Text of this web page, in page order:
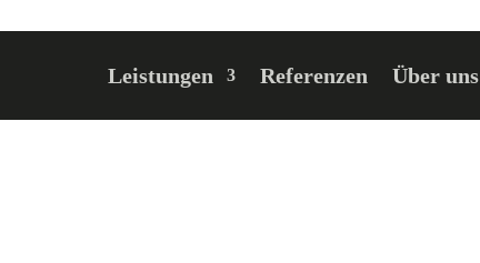
Leistungen Referenzen Über uns